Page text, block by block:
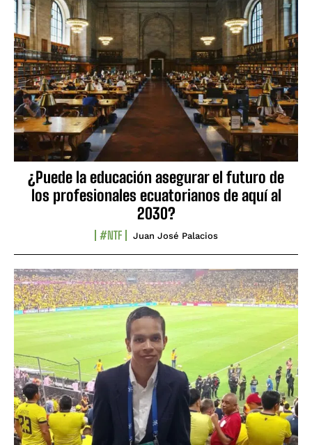
¿Puede la educación asegurar el futuro de
los profesionales ecuatorianos de aquí al
2030?
#NTF Juan José Palacios